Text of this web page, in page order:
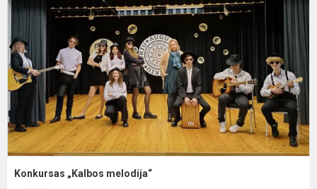
Konkursas „Kalbos melodija“